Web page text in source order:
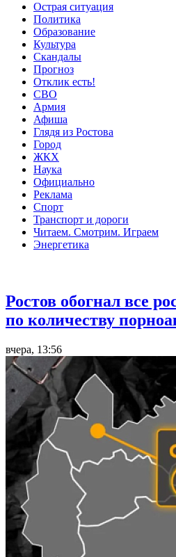
Острая ситуация
Политика
Образование
Культура
Скандалы
Прогноз
Отклик есть!
СВО
Армия
Афиша
Глядя из Ростова
Город
ЖКХ
Наука
Официально
Реклама
Спорт
Транспорт и дороги
Читаем. Смотрим. Играем
Энергетика
Ростов обогнал все
по количеству
вчера, 13:56